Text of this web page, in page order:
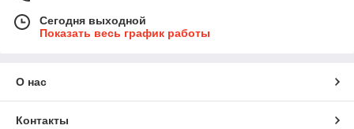
Сегодня выходной
Показать весь график работы
О нас
Контакты